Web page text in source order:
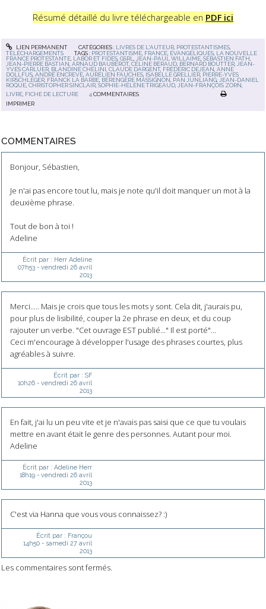
Résumé détaillé du livre téléchargeable en PDF ici
LIEN PERMANENT CATÉGORIES : LIVRES DE L'AUTEUR, PROTESTANTISMES,
TÉLÉCHARGEMENTS
TAGS : PROTESTANTISME, FRANCE, ÉVANGÉLIQUES, LA NOUVELLE
FRANCE PROTESTANTE, LABOR ET FIDES,GSRL,JEAN-PAUL WILLAIME,SÉBASTIEN FATH,
JEAN-PIERRE BASTIAN,ARNAUD BAUBÉROT,CÉLINE BÉRAUD, BERNARD BOUTTER,JEAN-
YVES CARLUER, BLANDINE CHÉLINI,CLAUDE DARGENT, FRÉDÉRIC DEJEAN,ANNE
DOLLFUS,ANDRÉ ENCREVÉ,AURÉLIEN FAUCHES, ISABELLE GRELLIER, PIERRE-YVES
KIRSCHLEGER, FRANCK LA BARBE, BÉRENGÈRE MASSIGNON, PAN JUNLIANG,JEAN-DANIEL
ROQUE,CHRISTOPHER SINCLAIR,SOPHIE-HÉLÈNE TRIGEAUD,JEAN-FRANÇOIS ZORN,
LIVRE FICHE DE LECTURE 4 COMMENTAIRES
IMPRIMER
COMMENTAIRES
Bonjour, Sébastien,
Je n'ai pas encore tout lu, mais je note qu'il doit manquer un mot à la
deuxième phrase.
Tout de bon à toi !
Adeline
Écrit par : Herr Adeline
07h53- vendredi 26 avril
2013
Merci..... Mais je crois que tous les mots y sont. Cela dit, j'aurais pu,
pour plus de lisibilité, couper la 2e phrase en deux, et du coup
rajouter un verbe. "Cet ouvrage EST publié..." Il est porté"...
Ceci m'encourage à développer l'usage des phrases courtes, plus
agréables à suivre.
Écrit par : SF
10h26- vendredi 26 avril
2013
En fait, j'ai lu un peu vite et je n'avais pas saisi que ce que tu voulais
mettre en avant était le genre des personnes. Autant pour moi.
Adeline
Écrit par : Adeline Herr
18h19- vendredi 26 avril
2013
C'est via Hanna que vous vous connaissez? :)
Écrit par : Françou
14h50- samedi 27 avril
2013
Les commentaires sont fermés.